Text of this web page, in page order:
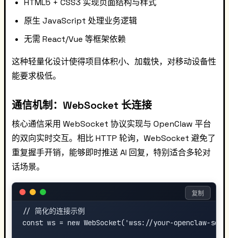
HTML5 + CSS3 实现页面结构与样式
原生 JavaScript 处理业务逻辑
无需 React/Vue 等框架依赖
这种轻量化设计使得项目体积小、加载快，对移动设备性
能要求极低。
通信机制：WebSocket 长连接
核心通信采用 WebSocket 协议实现与 OpenClaw 平台
的双向实时交互。相比 HTTP 轮询，WebSocket 避免了
重复握手开销，能够即时推送 AI 回复，特别适合多轮对
话场景。
// 简化的连接示例
const ws = new WebSocket('wss://your-openclaw-
复制